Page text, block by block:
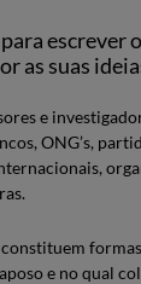
as suas
e
ONG’s,
e no qual